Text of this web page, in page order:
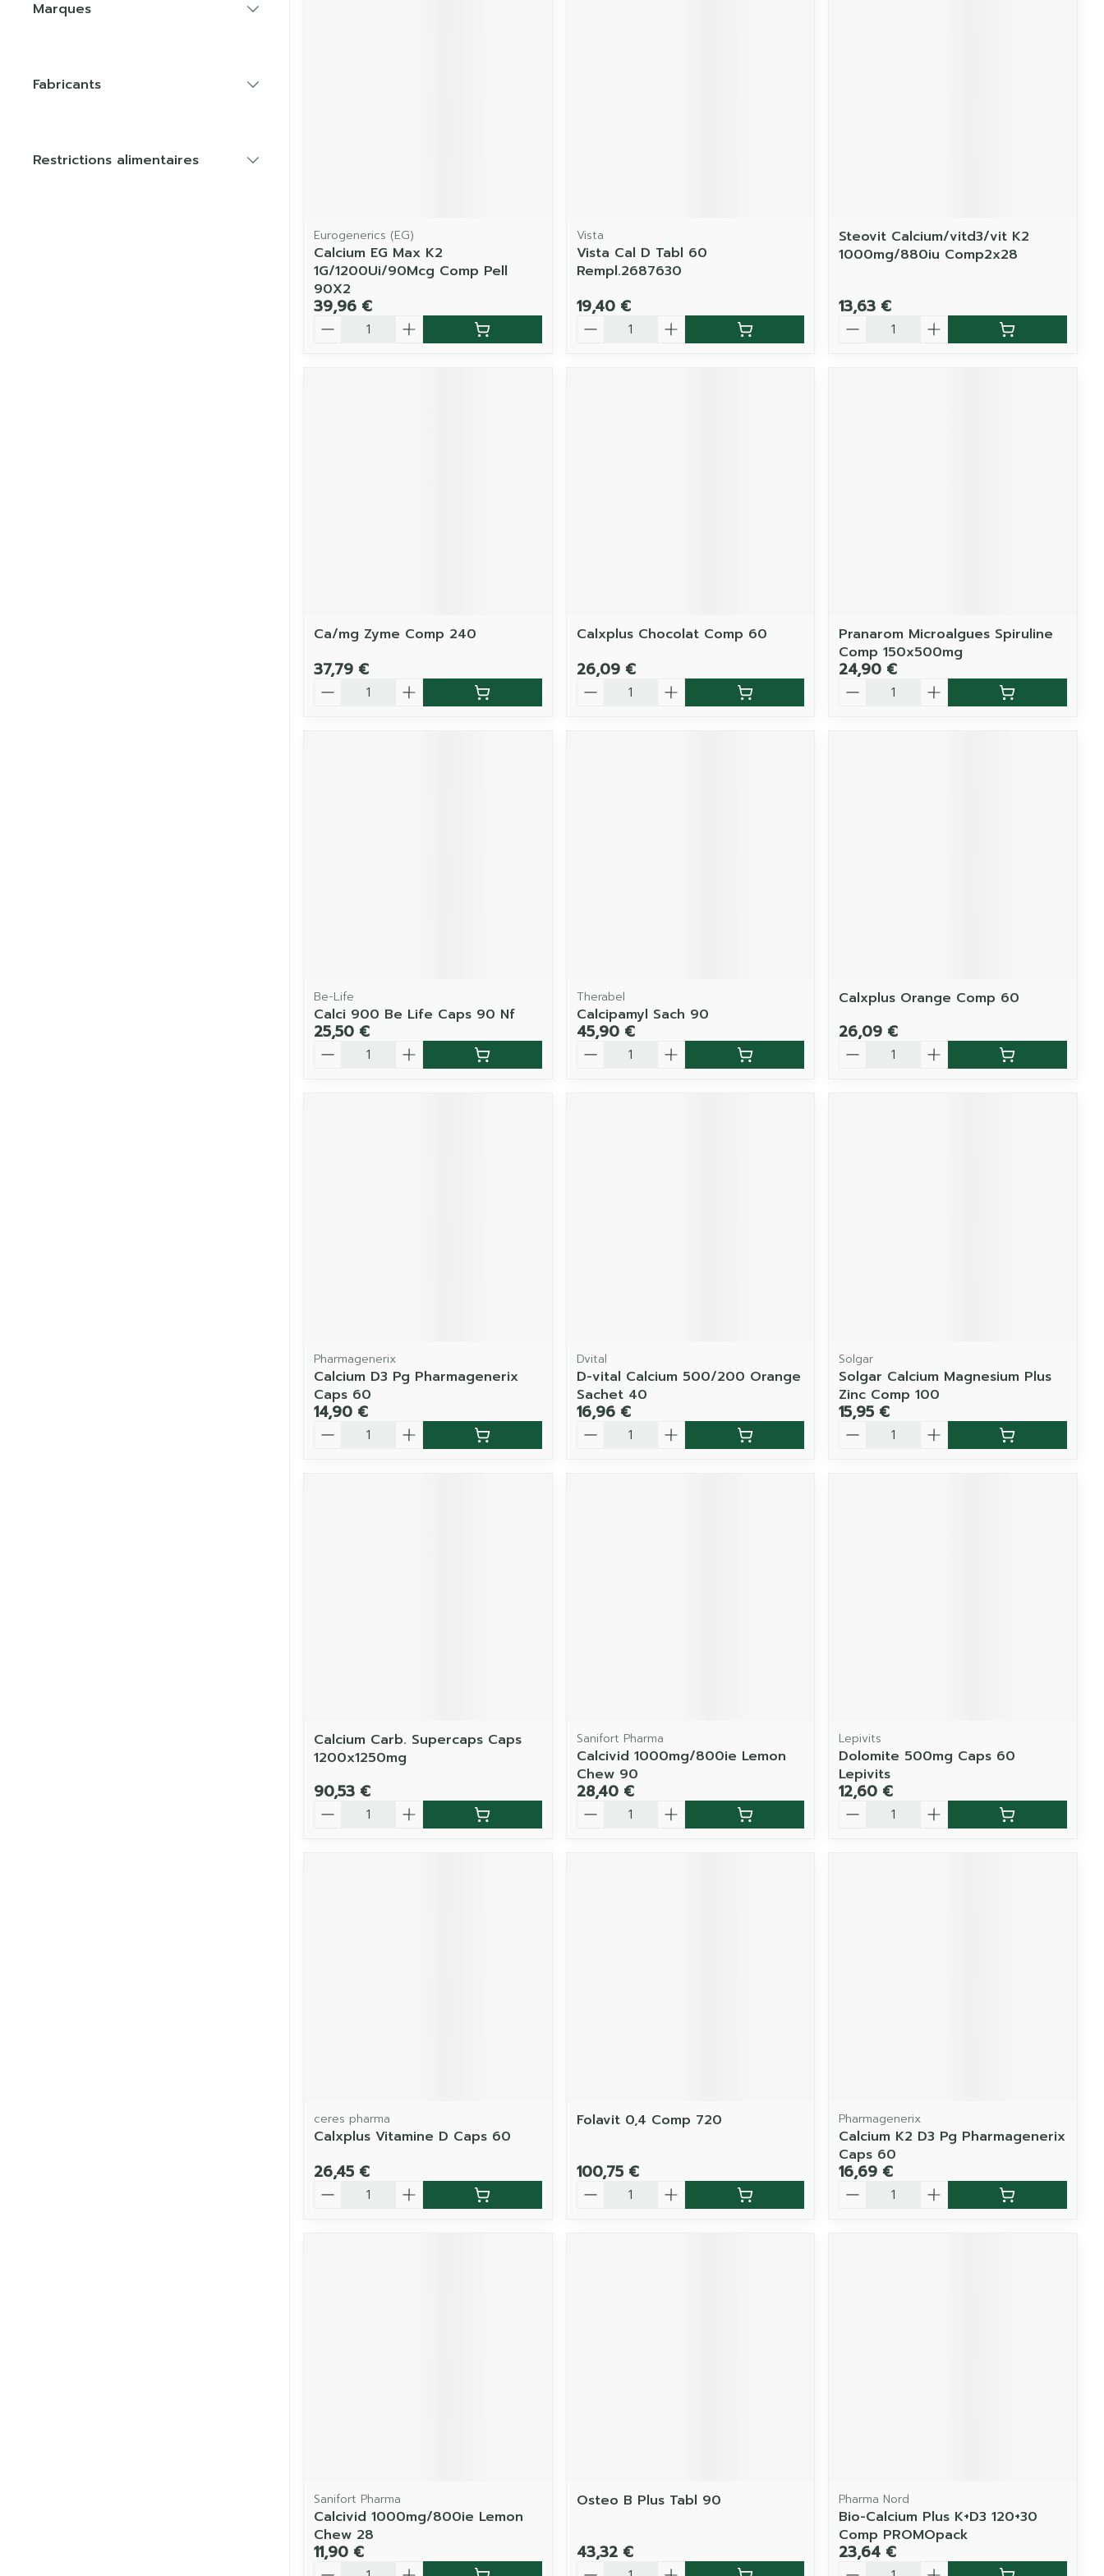
Marques
Fabricants
Restrictions alimentaires
Eurogenerics (EG)
Calcium EG Max K2
1G/1200Ui/90Mcg Comp Pell
90X2
39,96 €
Quantité
Vista
Vista Cal D Tabl 60
Rempl.2687630
19,40 €
Quantité
Steovit Calcium/vitd3/vit K2
1000mg/880iu Comp2x28
13,63 €
Quantité
Ca/mg Zyme Comp 240
37,79 €
Quantité
Calxplus Chocolat Comp 60
26,09 €
Quantité
Pranarom Microalgues Spiruline
Comp 150x500mg
24,90 €
Quantité
Be-Life
Calci 900 Be Life Caps 90 Nf
25,50 €
Quantité
Therabel
Calcipamyl Sach 90
45,90 €
Quantité
Calxplus Orange Comp 60
26,09 €
Quantité
Pharmagenerix
Calcium D3 Pg Pharmagenerix
Caps 60
14,90 €
Quantité
Dvital
D-vital Calcium 500/200 Orange
Sachet 40
16,96 €
Quantité
Solgar
Solgar Calcium Magnesium Plus
Zinc Comp 100
15,95 €
Quantité
Calcium Carb. Supercaps Caps
1200x1250mg
90,53 €
Quantité
Sanifort Pharma
Calcivid 1000mg/800ie Lemon
Chew 90
28,40 €
Quantité
Lepivits
Dolomite 500mg Caps 60
Lepivits
12,60 €
Quantité
ceres pharma
Calxplus Vitamine D Caps 60
26,45 €
Quantité
Folavit 0,4 Comp 720
100,75 €
Quantité
Pharmagenerix
Calcium K2 D3 Pg Pharmagenerix
Caps 60
16,69 €
Quantité
Sanifort Pharma
Calcivid 1000mg/800ie Lemon
Chew 28
11,90 €
Quantité
Osteo B Plus Tabl 90
43,32 €
Quantité
Pharma Nord
Bio-Calcium Plus K+D3 120+30
Comp PROMOpack
23,64 €
Quantité